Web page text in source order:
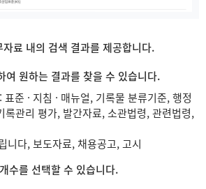
료 내의 검색 결과를 제공합니다.
여 원하는 결과를 찾을 수 있습니다.
준 · 지침 · 매뉴얼, 기록물 분류기준, 행정
록관리 평가, 발간자료, 소관법령, 관련법령,
니다, 보도자료, 채용공고, 고시
수를 선택할 수 있습니다.